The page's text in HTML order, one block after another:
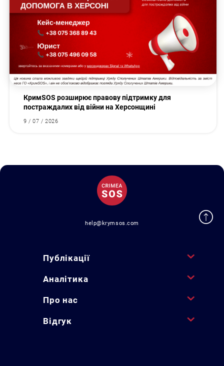
КримSOS розширює правову підтримку для
постраждалих від війни на Херсонщині
9 / 07 / 2026
help@krymsos.com
Публікації
Аналітика
Про нас
Відгук